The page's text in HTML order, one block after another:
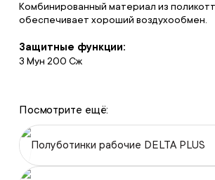
Комбинированный материал из
обеспечивает хороший воздухообмен.
Защитные функции:
З Мун 200 Сж
Посмотрите ещё:
Полуботинки рабочие DELTA PLUS